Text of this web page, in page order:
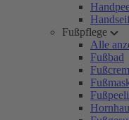
Fußpflege
Alle
Fußbad